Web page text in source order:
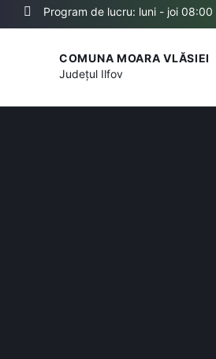
Program de lucru: luni - joi
COMUNA MOARA VLĂSIEI
Județul Ilfov